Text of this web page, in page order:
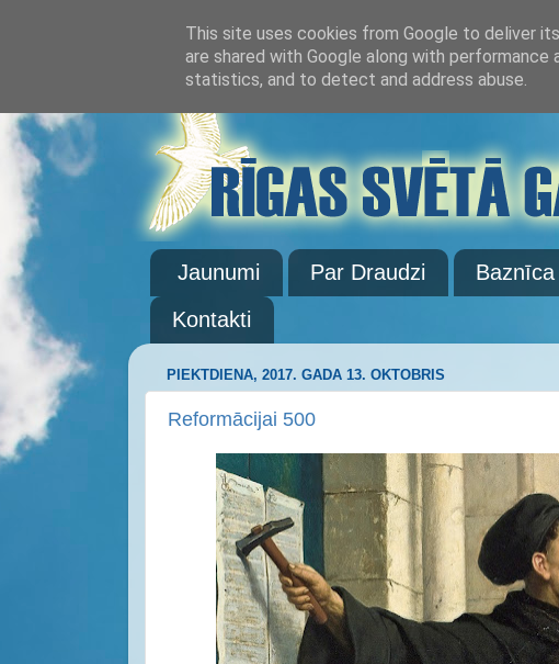
Jaunumi Par Draudzi Baznīca
Kontakti
PIEKTDIENA, 2017. GADA 13. OKTOBRIS
Reformācijai 500
This site uses cookies from Google to deliver
are shared with Google along with
statistics, and to detect and address abuse.